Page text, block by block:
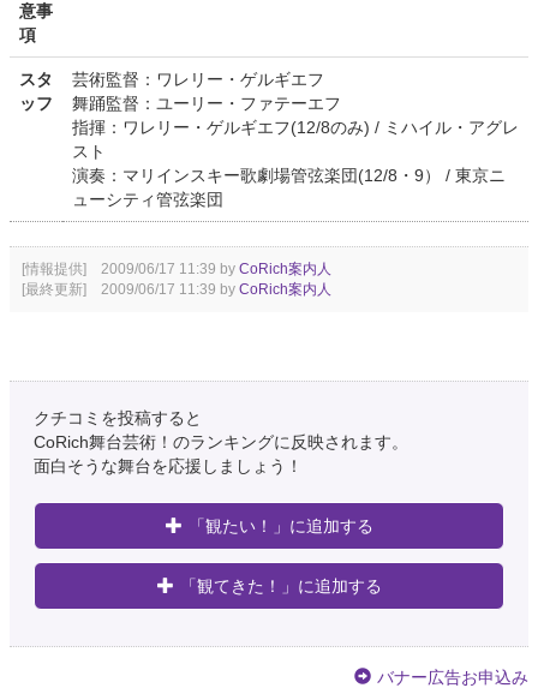
意事
項
スタ
ッフ
芸術監督：ワレリー・ゲルギエフ
舞踊監督：ユーリー・ファテーエフ
指揮：ワレリー・ゲルギエフ(12/8のみ) / ミハイル・アグレ
スト
演奏：マリインスキー歌劇場管弦楽団(12/8・9） / 東京ニ
ューシティ管弦楽団
[情報提供] 2009/06/17 11:39 by CoRich案内人
[最終更新] 2009/06/17 11:39 by CoRich案内人
クチコミを投稿すると
CoRich舞台芸術！のランキングに反映されます。
面白そうな舞台を応援しましょう！
「観たい！」に追加する
「観てきた！」に追加する
バナー広告お申込み